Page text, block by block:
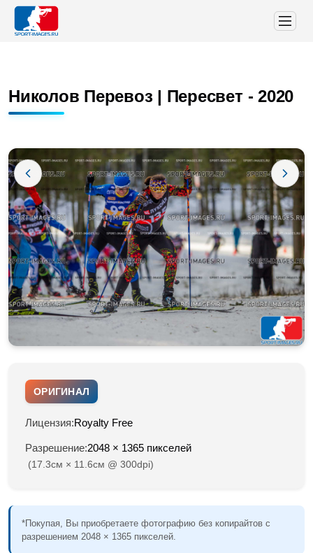
Николов Перевоз | Пересвет - 2020
ОРИГИНАЛ
Лицензия:Royalty Free
Разрешение:2048 × 1365 пикселей
(17.3см × 11.6см @ 300dpi)
*Покупая, Вы приобретаете фотографию без копирайтов с
разрешением 2048 × 1365 пикселей.